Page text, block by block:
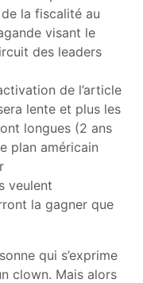
la fiscalité au
visant le
des leaders
de l’article
lente et plus les
longues (2 ans
plan américain
veulent
la gagner que
qui s’exprime
clown. Mais alors